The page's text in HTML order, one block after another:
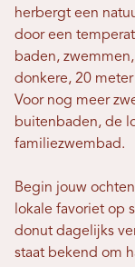
herbergt een
door een
baden,
donkere, 20
Voor nog meer
buitenbaden, de
familiezwembad.
Begin jouw
lokale favoriet op
donut dagelijks
staat bekend om